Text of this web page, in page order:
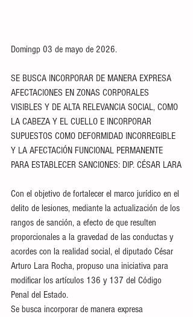
Domingp 03 de mayo de 2026.
SE BUSCA INCORPORAR DE MANERA EXPRESA
AFECTACIONES EN ZONAS CORPORALES
VISIBLES Y DE ALTA RELEVANCIA SOCIAL, COMO
LA CABEZA Y EL CUELLO E INCORPORAR
SUPUESTOS COMO DEFORMIDAD INCORREGIBLE
Y LA AFECTACIÓN FUNCIONAL PERMANENTE
PARA ESTABLECER SANCIONES: DIP. CÉSAR LARA
Con el objetivo de fortalecer el marco jurídico en el
delito de lesiones, mediante la actualización de los
rangos de sanción, a efecto de que resulten
proporcionales a la gravedad de las conductas y
acordes con la realidad social, el diputado César
Arturo Lara Rocha, propuso una iniciativa para
modificar los artículos 136 y 137 del Código
Penal del Estado.
Se busca incorporar de manera expresa